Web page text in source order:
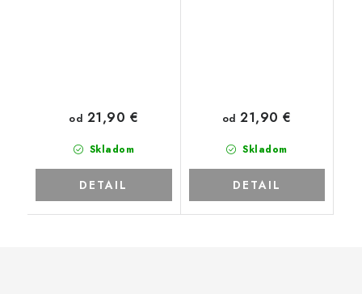
Skladom
od 21,90 €
DETAIL
Skladom
od 21,90 €
DETAIL